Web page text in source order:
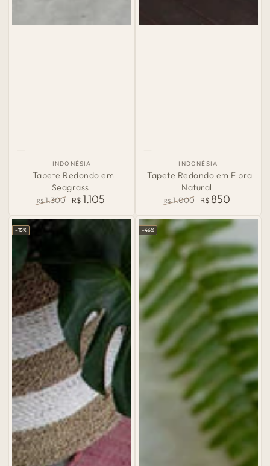
País
de
Origem:
INDONÉSIA
Tapete Redondo em
Seagrass
normal
R$ 1.300
de
venda
R$1.105
País
de
Origem:
INDONÉSIA
Tapete Redondo em Fibra
Natural
normal
R$ 1.000
de
venda
R$ 850
–15% –46%